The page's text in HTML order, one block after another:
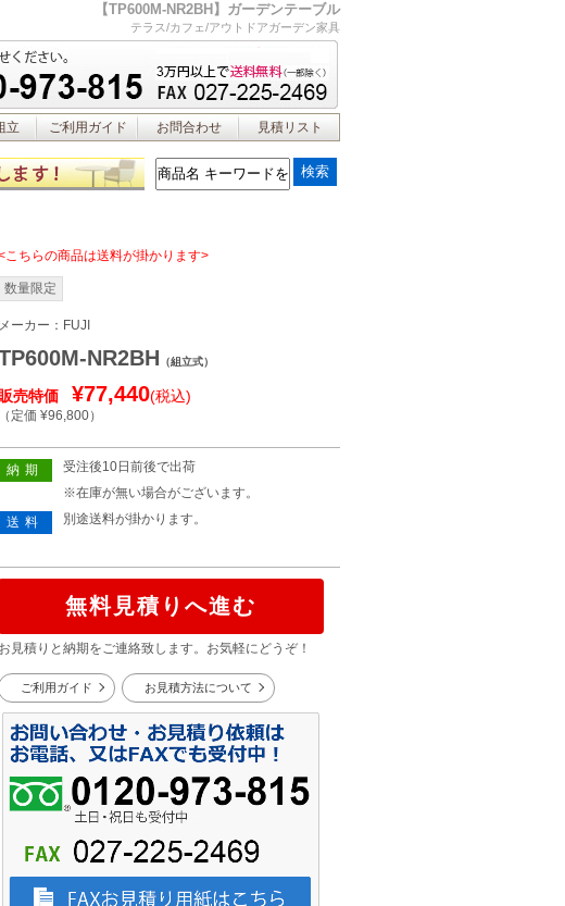
【TP600M-NR2BH】ガーデンテーブル
テラス/カフェ/アウトドアガーデン家具
立 ご利用ガイド お問合わせ 見積リスト
こちらの商品は送料が掛かります>
数量限定
メーカー： FUJI
NR2BH （組立式）
販売特価 ¥77,440(税込)
（定価 ¥96,800）
納期
受注後10日前後で出荷
※在庫が無い場合がございます。
送料
別途送料が掛かります。
無料見積りへ進む
お見積りと納期をご連絡致します。お気軽にどうぞ！
ご利用ガイド お見積方法について